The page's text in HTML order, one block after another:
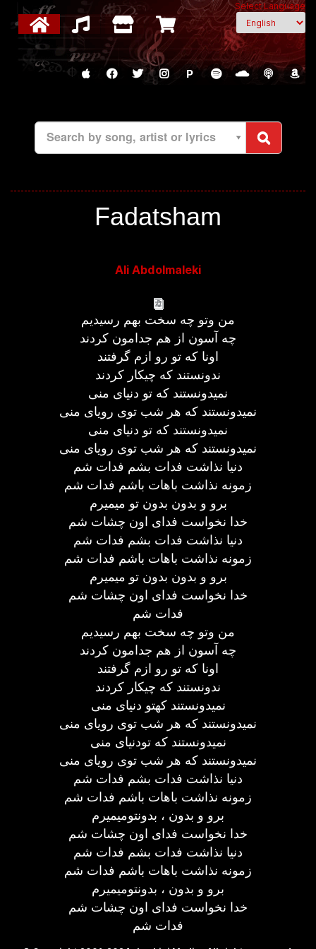
Select Language
P
Search by song, artist or lyrics
Fadatsham
Ali Abdolmaleki
من وتو چه سخت بهم رسیدیم
چه آسون از هم جدامون کردند
اونا که تو رو ازم گرفتند
ندونستند که چیکار کردند
نمیدونستند که تو دنیای منی
نمیدونستند که هر شب توی رویای منی
نمیدونستند که تو دنیای منی
نمیدونستند که هر شب توی رویای منی
دنیا نذاشت فدات بشم فدات شم
زمونه نذاشت باهات باشم فدات شم
برو و بدون بدون تو میمیرم
خدا نخواست فدای اون چشات شم
دنیا نذاشت فدات بشم فدات شم
زمونه نذاشت باهات باشم فدات شم
برو و بدون بدون تو میمیرم
خدا نخواست فدای اون چشات شم
فدات شم
من وتو چه سخت بهم رسیدیم
چه آسون از هم جدامون کردند
اونا که تو رو ازم گرفتند
ندونستند که چیکار کردند
نمیدونستند کهتو دنیای منی
نمیدونستند که هر شب توی رویای منی
نمیدونستند که تودنیای منی
نمیدونستند که هر شب توی رویای منی
دنیا نذاشت فدات بشم فدات شم
زمونه نذاشت باهات باشم فدات شم
برو و بدون ، بدونتومیمیرم
خدا نخواست فدای اون چشات شم
دنیا نذاشت فدات بشم فدات شم
زمونه نذاشت باهات باشم فدات شم
برو و بدون ، بدونتومیمیرم
خدا نخواست فدای اون چشات شم
فدات شم